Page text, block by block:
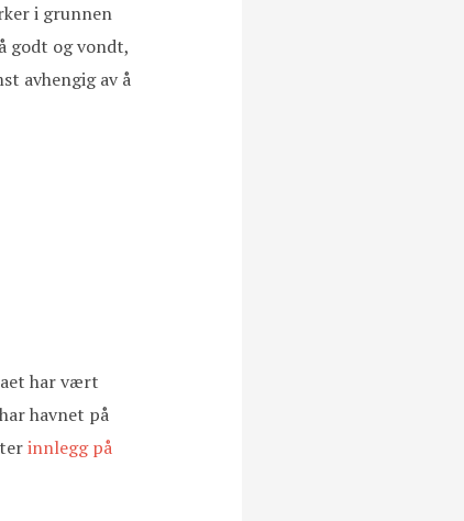
i grunnen
godt og vondt,
avhengig av å
har vært
havnet på
innlegg på